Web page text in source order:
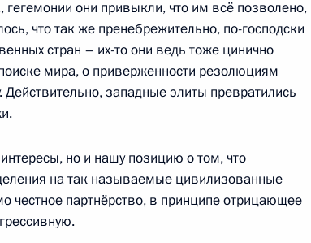
Собранию
гегемонии они привыкли, что им всё позволено,
что так же пренебрежительно, по-господски
стран – их-то они ведь тоже цинично
мира, о приверженности резолюциям
западные элиты превратились
но и нашу позицию о том, что
на так называемые цивилизованные
честное партнёрство, в принципе отрицающее